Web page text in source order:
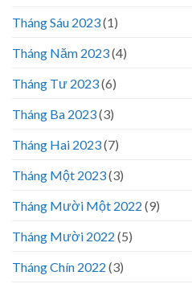
Tháng Sáu 2023(1)
Tháng Năm 2023(4)
Tháng Tư 2023(6)
Tháng Ba 2023(3)
Tháng Hai 2023(7)
Tháng Một 2023(3)
Tháng Mười Một 2022 (9)
Tháng Mười 2022 (5)
Tháng Chín 2022 (3)